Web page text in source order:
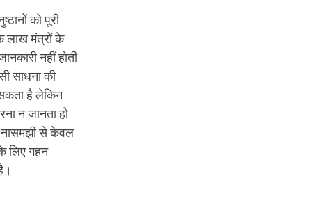
को पूरी
लाख मंत्रों के
नहीं होती
साधना की
है लेकिन
न जानता हो
नासमझी से केवल
लिए गहन